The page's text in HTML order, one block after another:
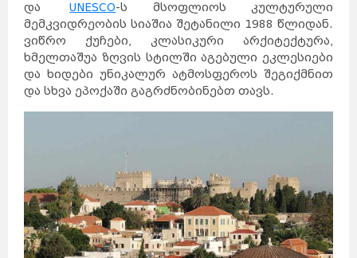
დაUNESCO-ს მსოფლიოს კულტურული
მემკვიდრეობის სიაშია შეტანილი 1988 წლიდან.
ვიწრო ქუჩები, კლასიკური არქიტექტურა,
ხმელთაშუა ზღვის სტილში აგებული ეკლესიები
და ხიდები უნიკალურ ატმოსფეროს შეგიქმნით
და სხვა ეპოქაში გაგრძნობინებთ თავს.